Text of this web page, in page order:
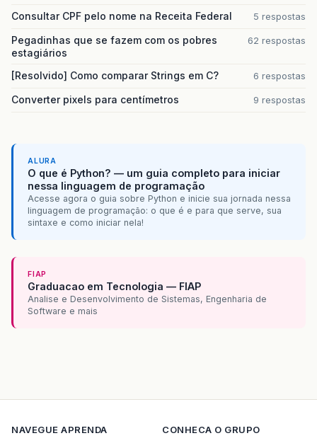
Consultar CPF pelo nome na Receita Federal 5 respostas
Pegadinhas que se fazem com os pobres
estagiários
62 respostas
[Resolvido] Como comparar Strings em C? 6 respostas
Converter pixels para centímetros 9 respostas
ALURA
O que é Python? — um guia completo para iniciar
nessa linguagem de programação
Acesse agora o guia sobre Python e inicie sua jornada nessa
linguagem de programação: o que é e para que serve, sua
sintaxe e como iniciar nela!
FIAP
Graduacao em Tecnologia — FIAP
Analise e Desenvolvimento de Sistemas, Engenharia de
Software e mais
NAVEGUE APRENDA CONHECA O GRUPO